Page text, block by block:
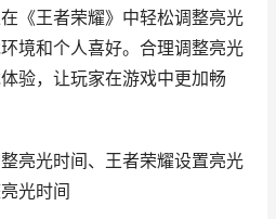
《王者荣耀》中轻松调整亮光
境和个人喜好。合理调整亮光
验，让玩家在游戏中更加畅
亮光时间、王者荣耀设置亮光
光时间